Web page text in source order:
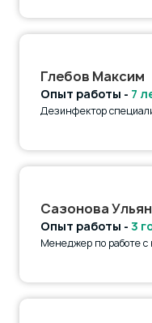
Глебов Максим
Опыт работы - 7
Дезинфектор
Сазонова
Опыт работы - 3
Менеджер по работе с